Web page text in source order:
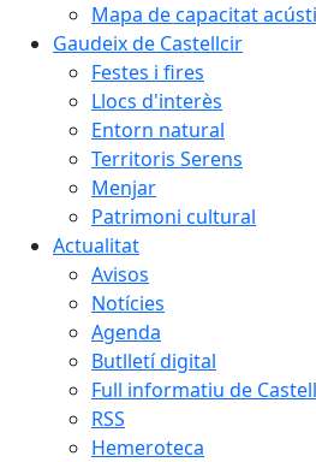
Mapa de capacitat
Gaudeix de Castellcir
Festes i fires
Llocs d'interès
Entorn natural
Territoris Serens
Menjar
Patrimoni cultural
Actualitat
Avisos
Notícies
Agenda
Butlletí digital
Full informatiu de
RSS
Hemeroteca